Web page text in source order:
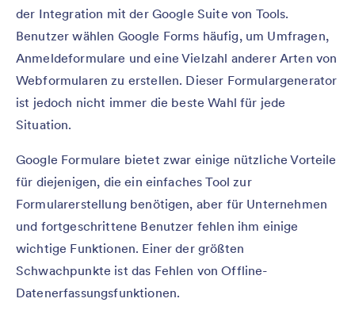
der Integration mit der Google Suite von Tools.
Benutzer wählen Google Forms häufig, um Umfragen,
Anmeldeformulare und eine Vielzahl anderer Arten von
Webformularen zu erstellen. Dieser Formulargenerator
ist jedoch nicht immer die beste Wahl für jede
Situation.
Google Formulare bietet zwar einige nützliche Vorteile
für diejenigen, die ein einfaches Tool zur
Formularerstellung benötigen, aber für Unternehmen
und fortgeschrittene Benutzer fehlen ihm einige
wichtige Funktionen. Einer der größten
Schwachpunkte ist das Fehlen von Offline-
Datenerfassungsfunktionen.